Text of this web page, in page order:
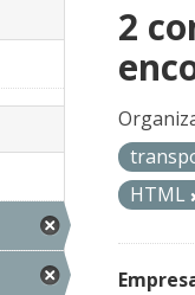
2
HTML